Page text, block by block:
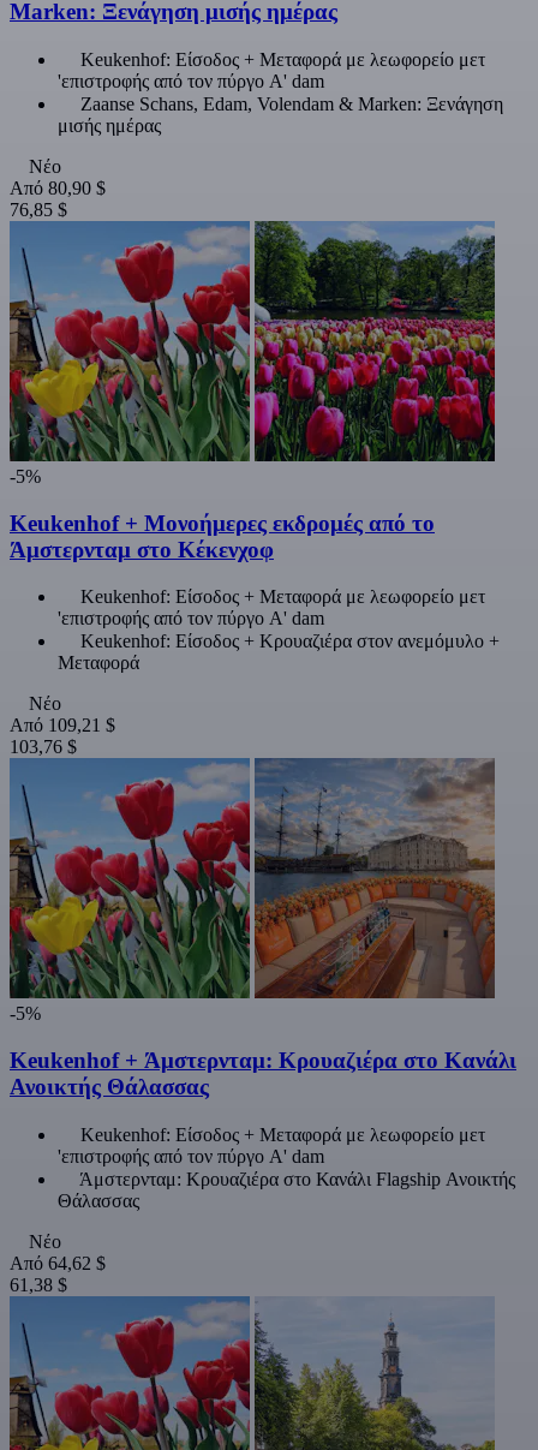
Marken: Ξενάγηση μισής ημέρας
Keukenhof: Είσοδος + Μεταφορά με λεωφορείο μετ
'επιστροφής από τον πύργο A' dam
Zaanse Schans, Edam, Volendam & Marken: Ξενάγηση
μισής ημέρας
Νέο
Από 80,90 $
76,85 $
-5%
Keukenhof + Μονοήμερες εκδρομές από το
Άμστερνταμ στο Κέκενχοφ
Keukenhof: Είσοδος + Μεταφορά με λεωφορείο μετ
'επιστροφής από τον πύργο A' dam
Keukenhof: Είσοδος + Κρουαζιέρα στον ανεμόμυλο +
Μεταφορά
Νέο
Από 109,21 $
103,76 $
-5%
Keukenhof + Άμστερνταμ: Κρουαζιέρα στο Κανάλι
Ανοικτής Θάλασσας
Keukenhof: Είσοδος + Μεταφορά με λεωφορείο μετ
'επιστροφής από τον πύργο A' dam
Άμστερνταμ: Κρουαζιέρα στο Κανάλι Flagship Ανοικτής
Θάλασσας
Νέο
Από 64,62 $
61,38 $